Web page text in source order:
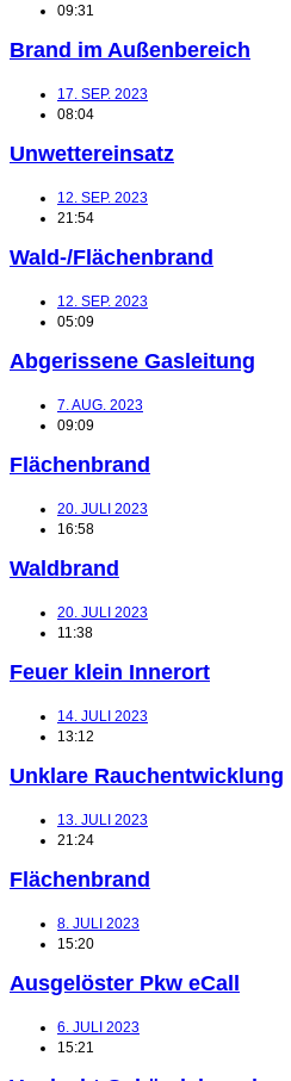
09:31
Brand im Außenbereich
17. SEP. 2023
08:04
Unwettereinsatz
12. SEP. 2023
21:54
Wald-/Flächenbrand
12. SEP. 2023
05:09
Abgerissene Gasleitung
7. AUG. 2023
09:09
Flächenbrand
20. JULI 2023
16:58
Waldbrand
20. JULI 2023
11:38
Feuer klein Innerort
14. JULI 2023
13:12
Unklare Rauchentwicklung
13. JULI 2023
21:24
Flächenbrand
8. JULI 2023
15:20
Ausgelöster Pkw eCall
6. JULI 2023
15:21